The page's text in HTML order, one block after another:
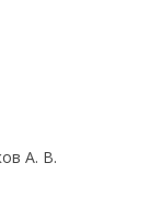
А. В.